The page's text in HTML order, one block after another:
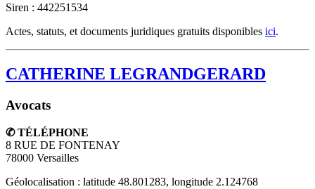
Siren : 442251534
Actes, statuts, et documents juridiques gratuits disponibles ici.
CATHERINE LEGRANDGERARD
Avocats
✆ TÉLÉPHONE
8 RUE DE FONTENAY
78000 Versailles
Géolocalisation : latitude 48.801283, longitude 2.124768